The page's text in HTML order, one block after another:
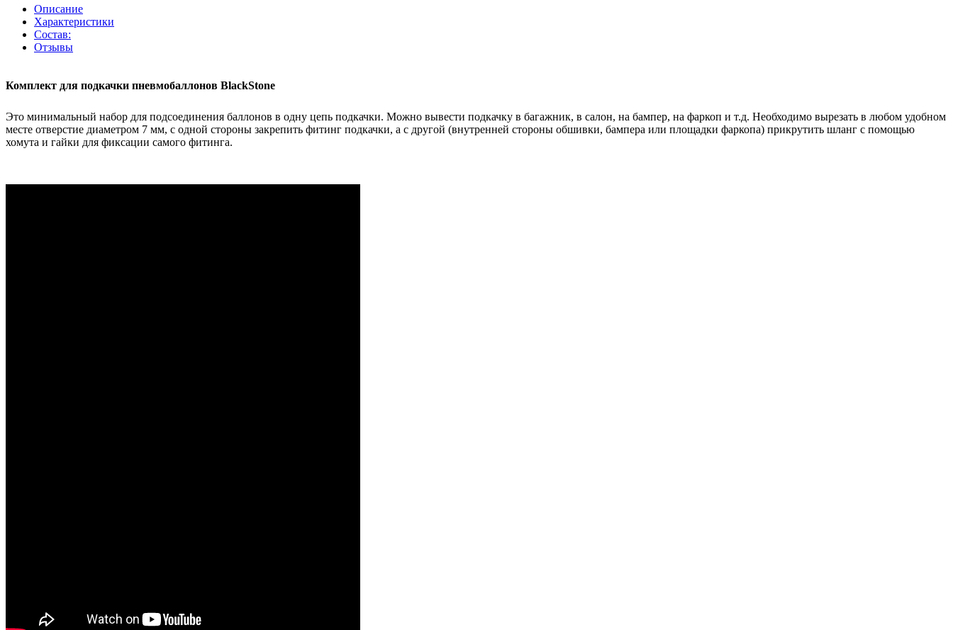
Описание
Характеристики
Состав:
Отзывы
Комплект для подкачки пневмобаллонов BlackStone
Это минимальный набор для подсоединения баллонов в одну цепь подкачки. Можно вывести подкачку в багажник, в салон, на бампер, на фаркоп и т.д. Необходимо вырезать в любом удобном
месте отверстие диаметром 7 мм, с одной стороны закрепить фитинг подкачки, а с другой (внутренней стороны обшивки, бампера или площадки фаркопа) прикрутить шланг с помощью
хомута и гайки для фиксации самого фитинга.